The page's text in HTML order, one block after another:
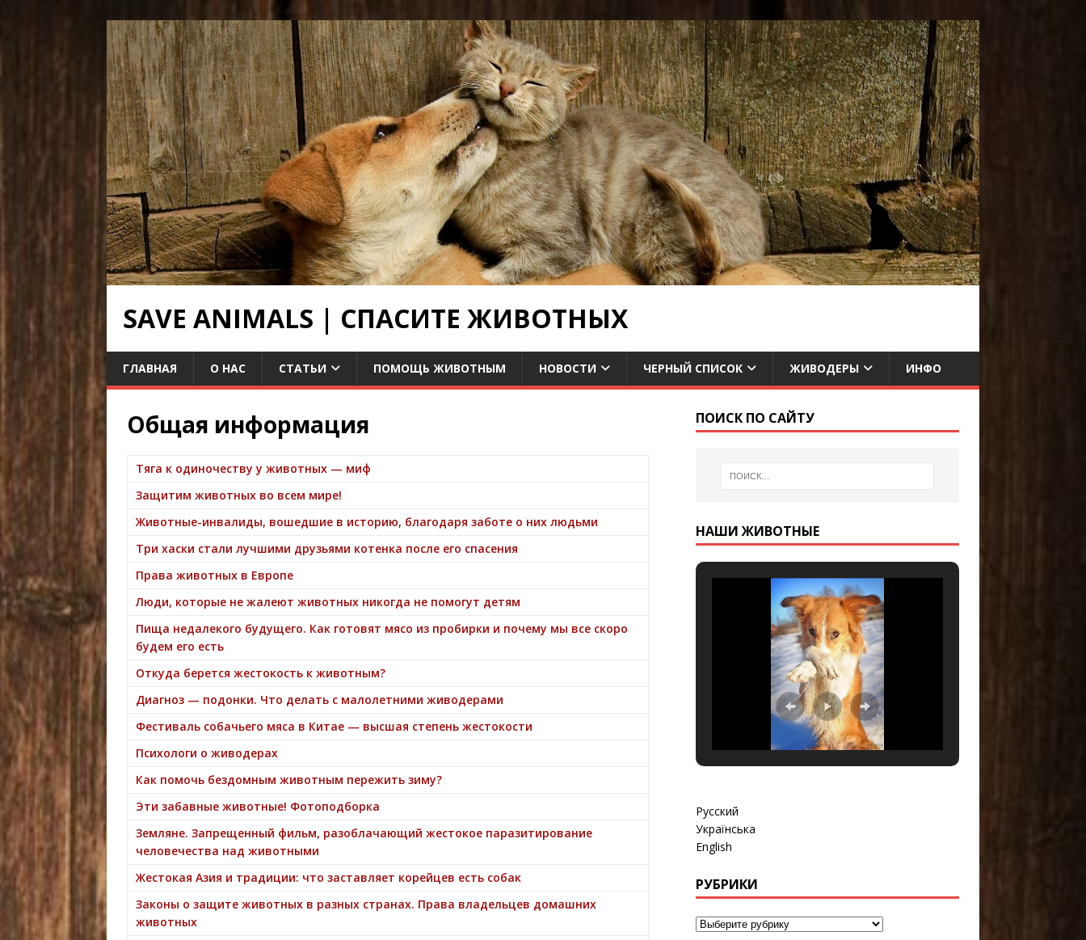
SAVE ANIMALS | СПАСИТЕ ЖИВОТНЫХ
ГЛАВНАЯ О НАС СТАТЬИ ПОМОЩЬ ЖИВОТНЫМ НОВОСТИ ЧЕРНЫЙ СПИСОК ЖИВОДЕРЫ ИНФО
Общая информация
Тяга к одиночеству у животных — миф
Защитим животных во всем мире!
Животные-инвалиды, вошедшие в историю, благодаря заботе о них людьми
Три хаски стали лучшими друзьями котенка после его спасения
Права животных в Европе
Люди, которые не жалеют животных никогда не помогут детям
Пища недалекого будущего. Как готовят мясо из пробирки и почему мы все скоро
будем его есть
Откуда берется жестокость к животным?
Диагноз — подонки. Что делать с малолетними живодерами
Фестиваль собачьего мяса в Китае — высшая степень жестокости
Психологи о живодерах
Как помочь бездомным животным пережить зиму?
Эти забавные животные! Фотоподборка
Земляне. Запрещенный фильм, разоблачающий жестокое паразитирование
человечества над животными
Жестокая Азия и традиции: что заставляет корейцев есть собак
Законы о защите животных в разных странах. Права владельцев домашних
животных
ПОИСК ПО САЙТУ
НАШИ ЖИВОТНЫЕ
Русский
Українська
English
РУБРИКИ